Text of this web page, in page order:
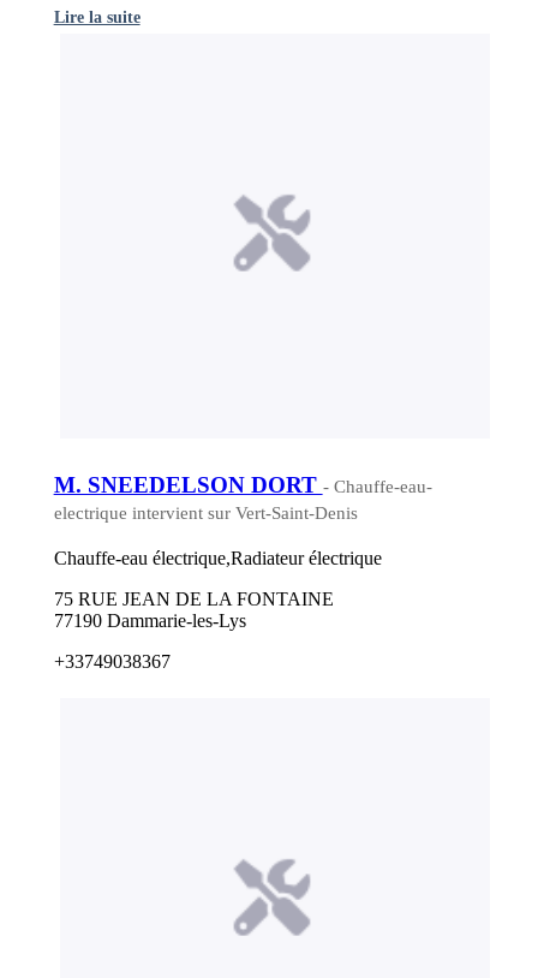
Lire la suite
M. SNEEDELSON DORT - Chauffe-eau-
electrique intervient sur Vert-Saint-Denis
Chauffe-eau électrique,Radiateur électrique
75 RUE JEAN DE LA FONTAINE
77190 Dammarie-les-Lys
+33749038367